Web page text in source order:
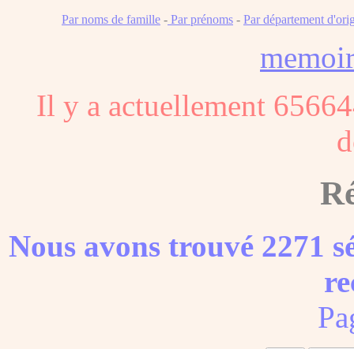
Par noms de famille - Par prénoms - Par département
Il y a actuellement
Nous avons trouvé 2271